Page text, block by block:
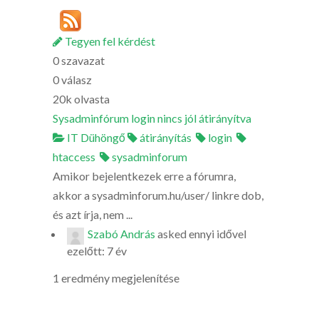
Tegyen fel kérdést
0szavazat
0válasz
20k olvasta
Sysadminfórum login nincs jól átirányítva
IT Dühöngő
átirányítás
login
htaccess
sysadminforum
Amikor bejelentkezek erre a fórumra,
akkor a sysadminforum.hu/user/ linkre dob,
és azt írja, nem ...
Szabó András asked ennyi idővel
ezelőtt: 7 év
1 eredmény megjelenítése